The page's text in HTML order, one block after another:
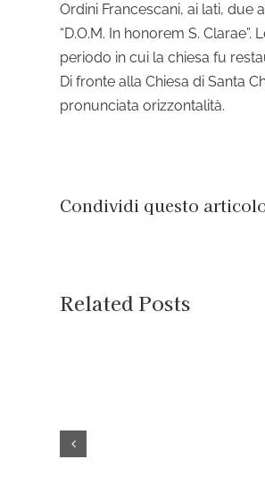
Ordini Francescani, ai lati, due
“D.O.M. In honorem S.
periodo in cui la chiesa fu
Di fronte alla Chiesa di Santa
pronunciata orizzontalità.
Condividi questo
Related Posts